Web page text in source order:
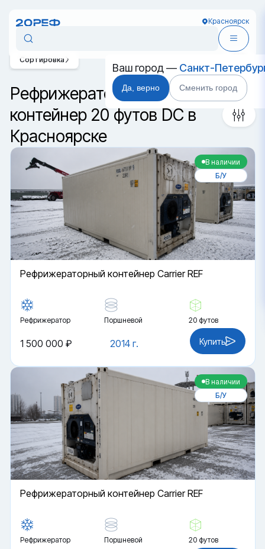
Красноярск
Ваш город — Санкт-
Да, верно Сменить город
Рефрижераторный
контейнер 20 футов DC в
Красноярске
Сортировка
В наличии
Б/У
Рефрижераторный контейнер Carrier REF
Рефрижератор Поршневой 20 футов
2014 г.
1 500 000 ₽ Купить
В наличии
Б/У
Рефрижераторный контейнер Carrier REF
Рефрижератор Поршневой 20 футов